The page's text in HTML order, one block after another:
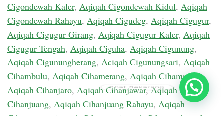
Cigondewah Kaler, Aqiqah Cigondewah Kidul, Aqiqah
Cigondewah Rahayu, Aqiqah Cigudeg, Aqiqah Cigugur,
Aqiqah Cigugur Girang, Aqiqah Cigugur Kaler, Aqiqah
Cigugur Tengah, Aqiqah Ciguha, Aqiqah Cigunung,
Aqiqah Cigunungherang, Aqiqah Cigunungsari, Aqiqah
Cihambulu, Aqiqah Cihamerang, Aqiqah Cihampelas,
Aqiqah Cihanjaro, Aqiqah Cihanjawar,Aqiqah
Cihanjuang, Aqiqah Cihanjuang Rahayu, Aqiqah
Chat Sekarang